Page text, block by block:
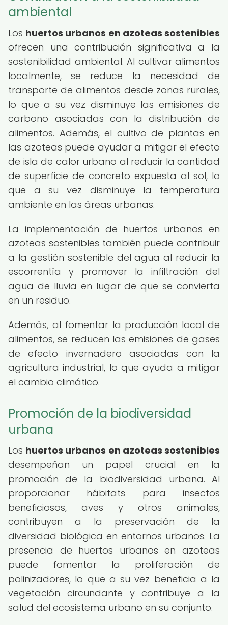
ambiental
Los huertos urbanos en azoteas sostenibles
ofrecen una contribución significativa a la
sostenibilidad ambiental. Al cultivar alimentos
localmente, se reduce la necesidad de
transporte de alimentos desde zonas rurales,
lo que a su vez disminuye las emisiones de
carbono asociadas con la distribución de
alimentos. Además, el cultivo de plantas en
las azoteas puede ayudar a mitigar el efecto
de isla de calor urbano al reducir la cantidad
de superficie de concreto expuesta al sol, lo
que a su vez disminuye la temperatura
ambiente en las áreas urbanas.
La implementación de huertos urbanos en
azoteas sostenibles también puede contribuir
a la gestión sostenible del agua al reducir la
escorrentía y promover la infiltración del
agua de lluvia en lugar de que se convierta
en un residuo.
Además, al fomentar la producción local de
alimentos, se reducen las emisiones de gases
de efecto invernadero asociadas con la
agricultura industrial, lo que ayuda a mitigar
el cambio climático.
Promoción de la biodiversidad
urbana
Los huertos urbanos en azoteas sostenibles
desempeñan un papel crucial en la
promoción de la biodiversidad urbana. Al
proporcionar hábitats para insectos
beneficiosos, aves y otros animales,
contribuyen a la preservación de la
diversidad biológica en entornos urbanos. La
presencia de huertos urbanos en azoteas
puede fomentar la proliferación de
polinizadores, lo que a su vez beneficia a la
vegetación circundante y contribuye a la
salud del ecosistema urbano en su conjunto.